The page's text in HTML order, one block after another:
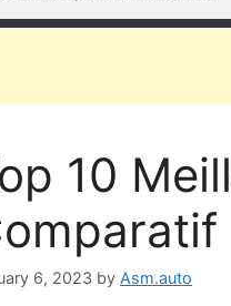
10
6, 2023 by Asm.auto